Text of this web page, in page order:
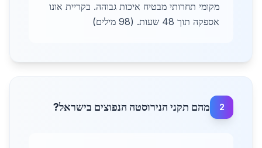
מקומי תחרותי מבטיח איכות גבוהה. בקריית אונו
אספקה תוך 48 שעות. (98 מילים)
2 מהם תקני הנירוסטה הנפוצים בישראל?